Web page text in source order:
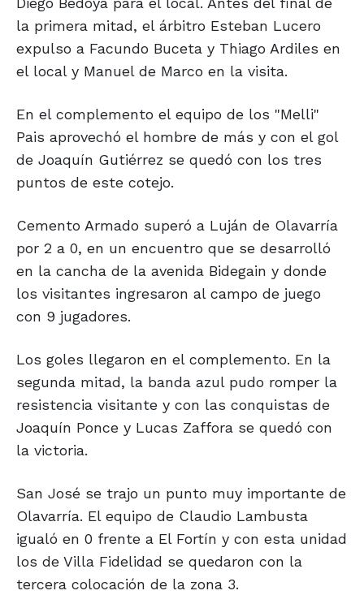
la primera mitad, el árbitro Esteban Lucero
expulso a Facundo Buceta y Thiago Ardiles en
el local y Manuel de Marco en la visita.
En el complemento el equipo de los "Melli"
Pais aprovechó el hombre de más y con el gol
de Joaquín Gutiérrez se quedó con los tres
puntos de este cotejo.
Cemento Armado superó a Luján de Olavarría
por 2 a 0, en un encuentro que se desarrolló
en la cancha de la avenida Bidegain y donde
los visitantes ingresaron al campo de juego
con 9 jugadores.
Los goles llegaron en el complemento. En la
segunda mitad, la banda azul pudo romper la
resistencia visitante y con las conquistas de
Joaquín Ponce y Lucas Zaffora se quedó con
la victoria.
San José se trajo un punto muy importante de
Olavarría. El equipo de Claudio Lambusta
igualó en 0 frente a El Fortín y con esta unidad
los de Villa Fidelidad se quedaron con la
tercera colocación de la zona 3.